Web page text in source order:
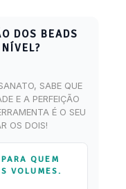
DOS BEADS
SABE QUE
E A PERFEIÇÃO
É O SEU
OS DOIS!
QUEM
VOLUMES.